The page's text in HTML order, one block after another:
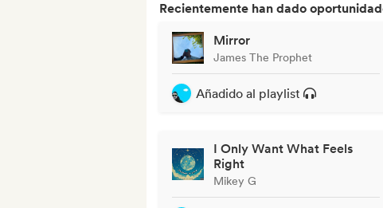
Recientemente han dado
Mirror
James The Prophet
Añadido al playlist
I Only Want What Feels
Right
Mikey G